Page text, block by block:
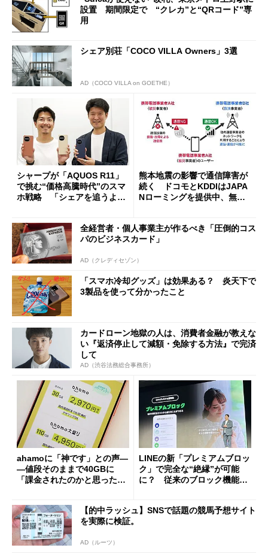
設置 期間限定で “クレカ”と“QRコード”専
用
シェア別荘「COCO VILLA Owners」3選
AD（COCO VILLA on GOETHE）
シャープが「AQUOS R11」
で挑む“価格高騰時代”のスマ
ホ戦略 「シェアを追うより
熊本地震の影響で通信障害が
続く ドコモとKDDIはJAPA
Nローミングを提供中、無料
全経営者・個人事業主が作るべき「圧倒的コス
パのビジネスカード」
AD（クレディセゾン）
「スマホ冷却グッズ」は効果ある？ 炎天下で
3製品を使って分かったこと
カードローン地獄の人は、消費者金融が教えな
い『返済停止して減額・免除する方法』で完済
して
AD（渋谷法務総合事務所）
ahamoに「神です」との声―
―値段そのままで40GBに
「課金されたのかと思った」
LINEの新「プレミアムブロッ
ク」で完全な“絶縁”が可能
に？ 従来のブロック機能と
【的中ラッシュ】SNSで話題の競馬予想サイト
を実際に検証。
AD（ルーツ）